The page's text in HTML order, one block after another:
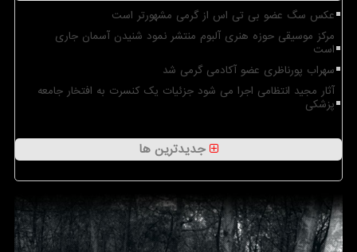
عکس سگ عضو بی تی اس از گرمی مشهورتر است
مرکز موسیقی حوزه هنری آلبوم منتشر نمود شنیدن آسمان جاری
است
سهراب پورناظری عضو آکادمی گرمی شد
آثار مجید انتظامی اجرا می شود جزئیات یک کنسرت به افتخار جامعه
پزشکی
جدیدترین ها